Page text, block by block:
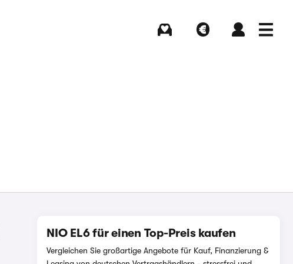
NIO EL6 für einen Top-Preis kaufen
Vergleichen Sie großartige Angebote für Kauf, Finanzierung &